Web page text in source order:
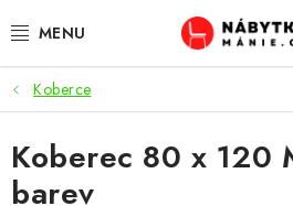
na
OBÝVACÍ POKOJ
KUCHYŇ A JÍDELNA
Koberce
Koberec 80 x 120
barev